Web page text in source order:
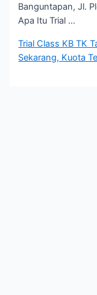
Banguntapan, Jl.
Apa Itu Trial …
Trial Class KB TK
Sekarang, Kuota